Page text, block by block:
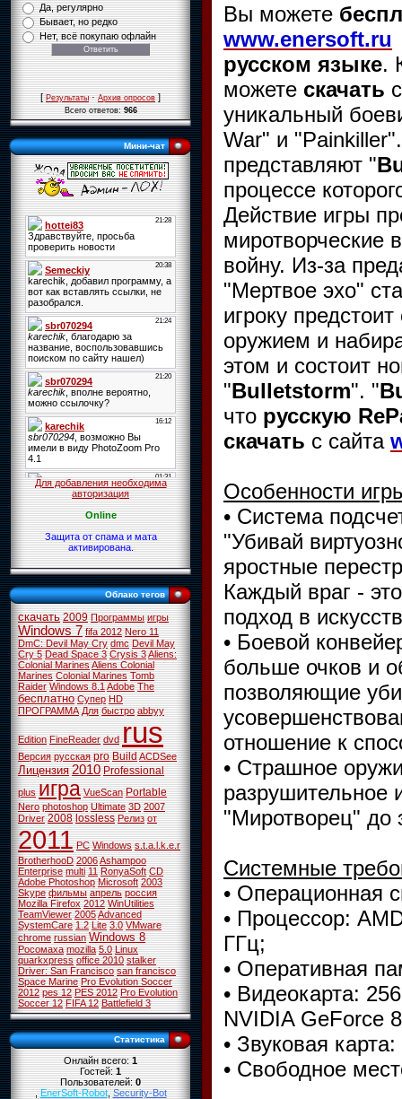
Да, регулярно
Бывает, но редко
Нет, всё покупаю офлайн
[Результаты·Архив опросов]
Всего ответов:966
Мини-чат
Для добавления необходима
авторизация
Online
Защита от спама и мата
активирована.
Облако тегов
скачать 2009 Программы игры
Windows 7 fifa 2012 Nero 11
DmC: Devil May Cry dmc Devil May
Cry 5 Dead Space 3 Crysis 3Aliens:
Colonial MarinesAliens Colonial
Marines Colonial Marines Tomb
Raider Windows 8.1Adobe The
бесплатно Супер HD
ПРОГРАММА Для быстро abbyy
Edition FineReader dvd rus
Версия русская pro BuildACDSee
Лицензия 2010 Professional
plus игра VueScan Portable
Nero photoshop Ultimate 3D 2007
Driver 2008 lossless Релиз от
2011 PC Windows s.t.a.l.k.e.r
BrotherhooD 2006Ashampoo
Enterprise multi 11 RonyaSoft CD
Adobe Photoshop Microsoft 2003
Skype фильмы апрель россия
Mozilla Firefox 2012 WinUtilities
TeamViewer 2005Advanced
SystemCare 1.2 Lite 3.0 VMware
chrome russian Windows 8
Росомаха mozilla 5.0 Linux
quarkxpress office 2010 stalker
Driver: San Francisco san francisco
Space Marine Pro Evolution Soccer
2012 pes 12 PES 2012 Pro Evolution
Soccer 12 FIFA 12 Battlefield 3
Статистика
Онлайн всего:1
Гостей:1
Пользователей:0
,EnerSoft-Robot,Security-Bot
Вы можете
www.enersoft.ru
русском языке.
можете скачать
уникальный
War" и
представляют "
процессе
Действие игры
миротворческие
войну. Из-за
"Мертвое эхо"
игроку
оружием и
этом и состоит
"Bulletstorm". "
что русскую
скачать с сайта
Особенности
• Система
"Убивай
яростные
Каждый враг -
подход в
• Боевой
больше очков и
позволяющие
отношение к
• Страшное
разрушительное
"Миротворец" до
Cистемные
• Операционная
• Процессор:
ГГц;
• Оперативная
• Видеокарта:
NVIDIA GeForce
• Звуковая
• Свободное